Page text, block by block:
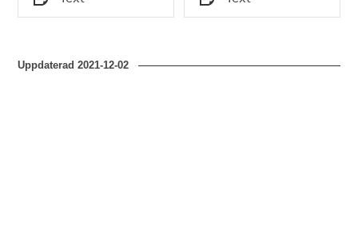
Typ Typ
Uppdaterad2021-12-02